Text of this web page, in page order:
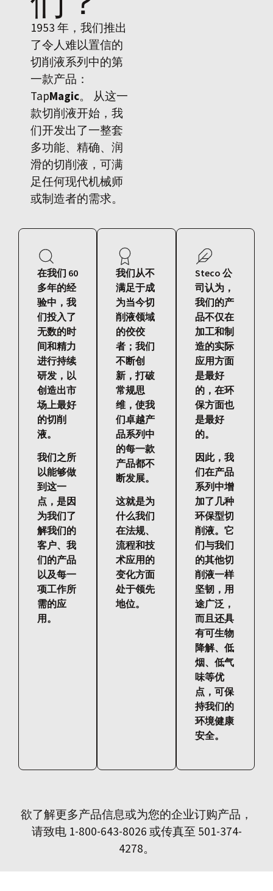
1953 年，我们推出
了令人难以置信的
切削液系列中的第
一款产品：
TapMagic。 从这一
款切削液开始，我
们开发出了一整套
多功能、精确、润
滑的切削液，可满
足任何现代机械师
或制造者的需求。
在我们 60
多年的经
验中，我
们投入了
无数的时
间和精力
进行持续
研发，以
创造出市
场上最好
的切削
液。
我们之所
以能够做
到这一
点，是因
为我们了
解我们的
客户、我
们的产品
以及每一
项工作所
需的应
用。
我们从不
满足于成
为当今切
削液领域
的佼佼
者；我们
不断创
新，打破
常规思
维，使我
们卓越产
品系列中
的每一款
产品都不
断发展。
这就是为
什么我们
在法规、
流程和技
术应用的
变化方面
处于领先
地位。
Steco 公
司认为，
我们的产
品不仅在
加工和制
造的实际
应用方面
是最好
的，在环
保方面也
是最好
的。
因此，我
们在产品
系列中增
加了几种
环保型切
削液。它
们与我们
的其他切
削液一样
坚韧，用
途广泛，
而且还具
有可生物
降解、低
烟、低气
味等优
点，可保
持我们的
环境健康
安全。
欲了解更多产品信息或为您的企业订购产品，
请致电 1-800-643-8026 或传真至 501-374-
4278。